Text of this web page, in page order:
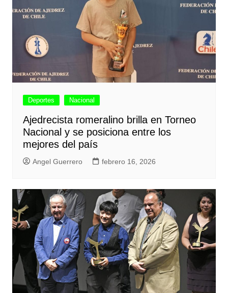
Deportes Nacional
Ajedrecista romeralino brilla en Torneo
Nacional y se posiciona entre los
mejores del país
Angel Guerrero febrero 16, 2026